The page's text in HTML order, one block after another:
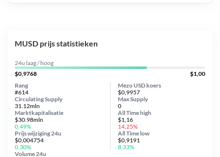
MUSD prijs statistieken
24u laag / hoog
$0,9768
$1,00
Mezo USD koers
$0,9957
Circulating Supply
31.12mln
Prijs wijziging 24u
$0,004754
0,30%
Max Supply
0
Marktkapitalisatie
$30.98mln
0,49%
Volume 24u
Rang
#614
All Timehigh
$1,16
14,25%
All Time low
$0,9191
8,33%